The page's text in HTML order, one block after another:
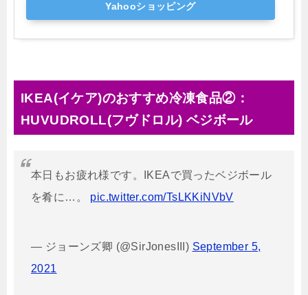
Yahooショッピング
IKEA(イケア)のおすすめ冷凍食品②：
HUVUDROLL(フヴドロル) ベジボール
本日もお疲れ様です。IKEAで買ったベジボール
を肴に…。 pic.twitter.com/TsLKKiNVbV
— ジョーンズ卿 (@SirJonesIII) September 5,
2021